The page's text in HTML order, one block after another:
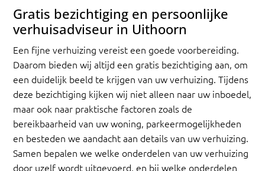
Gratis bezichtiging en persoonlijke
verhuisadviseur in Uithoorn
Een fijne verhuizing vereist een goede voorbereiding.
Daarom bieden wij altijd een gratis bezichtiging aan, om
een duidelijk beeld te krijgen van uw verhuizing. Tijdens
deze bezichtiging kijken wij niet alleen naar uw inboedel,
maar ook naar praktische factoren zoals de
bereikbaarheid van uw woning, parkeermogelijkheden
en besteden we aandacht aan details van uw verhuizing.
Samen bepalen we welke onderdelen van uw verhuizing
door uzelf wordt uitgevoerd, en bij welke onderdelen